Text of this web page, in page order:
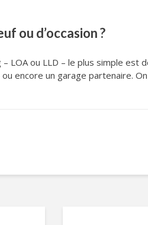
ou d’occasion ?
LOA ou LLD – le plus simple est
encore un garage partenaire.